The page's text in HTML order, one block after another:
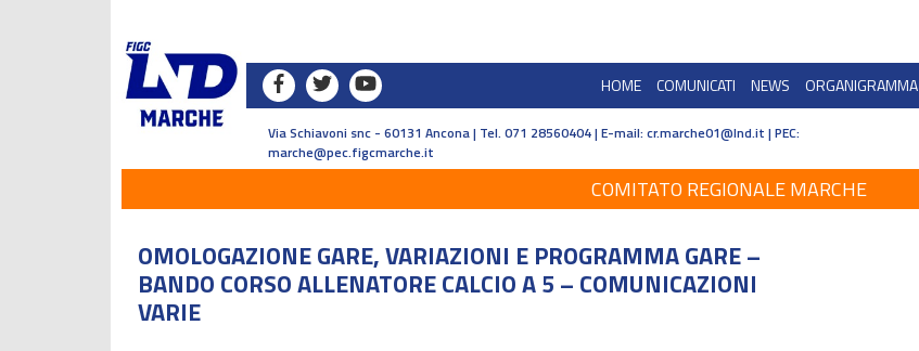
HOME
COMUNICATI NEWS ORGANIGRAMMA
Via Schiavoni snc - 60131 Ancona | Tel. 071 28560404 | E-mail: cr.marche01@lnd.it | PEC:
marche@pec.figcmarche.it
COMITATO REGIONALE MARCHE
OMOLOGAZIONE GARE, VARIAZIONI E PROGRAMMA GARE –
BANDO CORSO ALLENATORE CALCIO A 5 – COMUNICAZIONI
VARIE